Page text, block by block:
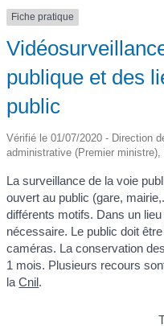
Fiche pratique
publique et des
public
Vérifié le 01/07/2020 - Direction
administrative (Premier
La surveillance de la voie
ouvert au public (gare,
différents motifs. Dans un
nécessaire. Le public doit
caméras. La conservation
1 mois. Plusieurs recours
laCnil.